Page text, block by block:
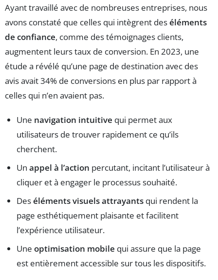
Ayant travaillé avec de nombreuses entreprises, nous
avons constaté que celles qui intègrent deséléments
de confiance, comme des témoignages clients,
augmentent leurs taux de conversion. En 2023, une
étude a révélé qu’une page de destination avec des
avis avait 34% de conversions en plus par rapport à
celles qui n’en avaient pas.
Une navigation intuitive qui permet aux
utilisateurs de trouver rapidement ce qu’ils
cherchent.
Un appel à l’action percutant, incitant l’utilisateur à
cliquer et à engager le processus souhaité.
Deséléments visuels attrayants qui rendent la
page esthétiquement plaisante et facilitent
l’expérience utilisateur.
Une optimisation mobile qui assure que la page
est entièrement accessible sur tous les dispositifs.